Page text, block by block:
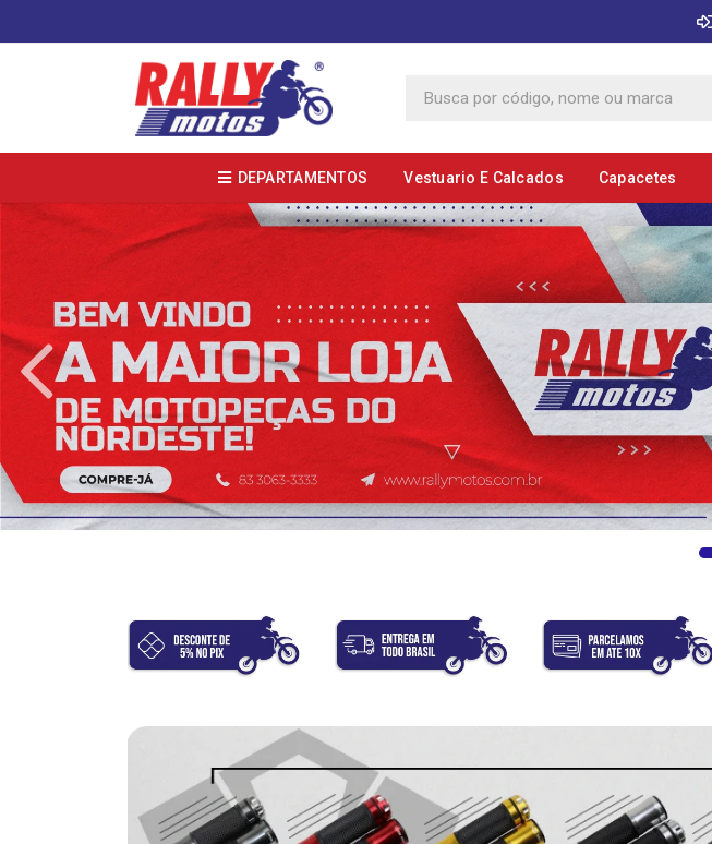
DEPARTAMENTOS Vestuario E Calcados Capacetes